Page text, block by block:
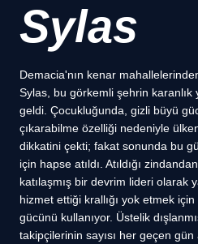
Sylas
Demacia'nın kenar
Sylas, bu görkemli şehrin
geldi. Çocukluğunda, gizli büyü
çıkarabilme özelliği nedeniyle
dikkatini çekti; fakat sonunda bu
için hapse atıldı. Atıldığı
katılaşmış bir devrim lideri olarak
hizmet ettiği krallığı yok etmek
gücünü kullanıyor. Üstelik
takipçilerinin sayısı her geçen gün